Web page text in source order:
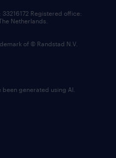
Registered office:
Netherlands.
of © Randstad N.V.
generated using AI.